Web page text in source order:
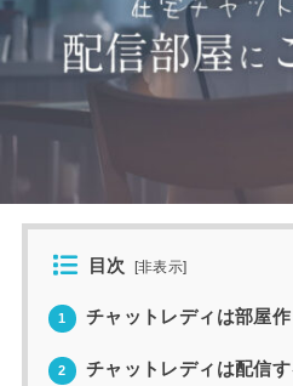
目次 [非表示]
1 チャットレディは部屋
2
チャットレディは配信